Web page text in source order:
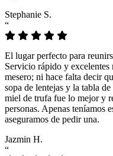
Stephanie S.
“
El lugar perfecto para
Servicio rápido y excelentes
mesero; ni hace falta decir
sopa de lentejas y la tabla
miel de trufa fue lo mejor y
personas. Apenas teníamos
aseguramos de pedir una.
Jazmin H.
“